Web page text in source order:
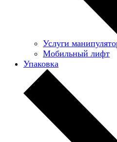
Услуги
Мобильный лифт
Упаковка